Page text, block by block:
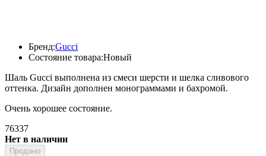
Состояние товара:Новый
Бренд:Gucci
Шаль Gucci выполнена из смеси шерсти и шелка сливового
оттенка. Дизайн дополнен монограммами и бахромой.
Очень хорошее состояние.
76337
Нет в наличии
Продано